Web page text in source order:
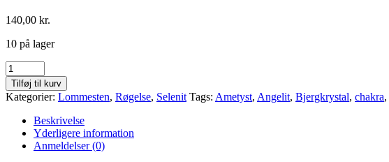
140,00 kr.
10 på lager
Chakra
Sæt
antal
Tilføj til kurv
Kategorier: Lommesten, Røgelse, Selenit Tags: Ametyst, Angelit, Bjergkrystal, chakra,
Beskrivelse
Yderligere information
Anmeldelser (0)